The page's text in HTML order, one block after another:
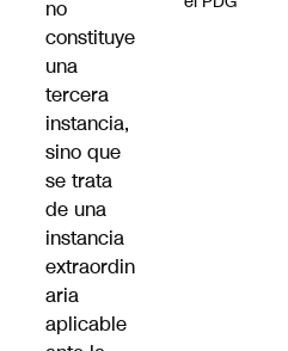
no
constituye
una
tercera
instancia,
sino que
se trata
de una
instancia
extraordin
aria
aplicable